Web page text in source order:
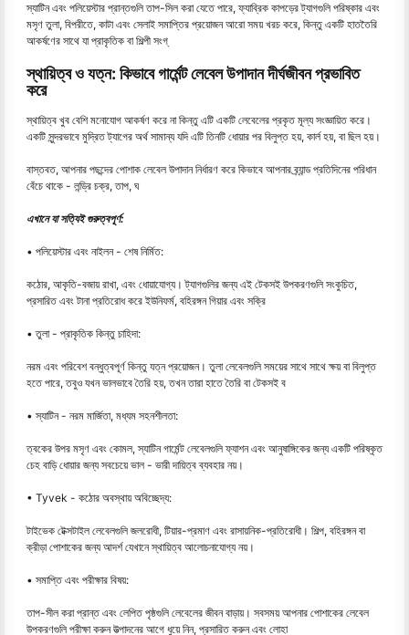
স্যাটিন এবং পলিয়েস্টার প্রান্তগুলি তাপ-সিল করা যেতে পারে, ফ্যাব্রিক কাপড়ের ট্যাগগুলি পরিষ্কার এবং
মসৃণ তুলা, বিপরীতে, কাটা এবং সেলাই সমাপ্তির প্রয়োজন আরো সময় খরচ করে, কিন্তু একটি হাততৈরি
আকর্ষণের সাথে যা প্রাকৃতিক বা শিল্পী সংগ্
স্থায়িত্ব ও যত্ন: কিভাবে গার্মেন্ট লেবেল উপাদান দীর্ঘজীবন প্রভাবিত
করে
স্থায়িত্ব খুব বেশি মনোযোগ আকর্ষণ করে না কিন্তু এটি একটি লেবেলের প্রকৃত মূল্য সংজ্ঞায়িত করে।
একটি সুন্দরভাবে মুদ্রিত ট্যাগের অর্থ সামান্য যদি এটি তিনটি ধোয়ার পর বিলুপ্ত হয়, কার্ল হয়, বা ছিল হয়।
বাস্তবত, আপনার পছন্দের পোশাক লেবেল উপাদান নির্ধারণ করে কিভাবে আপনার ব্র্যান্ড প্রতিদিনের পরিধান
বেঁচে থাকে - লন্ড্রি চক্র, তাপ, ঘ
এখানে যা সত্যিই গুরুত্বপূর্ণ:
• পলিয়েস্টার এবং নাইলন - শেষ নির্মিত:
কঠোর, আকৃতি-বজায় রাখা, এবং ধোয়াযোগ্য। ট্যাগগুলির জন্য এই টেকসই উপকরণগুলি সংকুচিত,
প্রসারিত এবং টানা প্রতিরোধ করে ইউনিফর্ম, বহিরঙ্গন গিয়ার এবং সক্রি
• তুলা - প্রাকৃতিক কিন্তু চাহিদা:
নরম এবং পরিবেশ বন্ধুত্বপূর্ণ কিন্তু যত্ন প্রয়োজন। তুলা লেবেলগুলি সময়ের সাথে সাথে ক্ষয় বা বিলুপ্ত
হতে পারে, তবুও যখন ভালভাবে তৈরি হয়, তখন তারা হাতে তৈরি বা টেকসই ব
• স্যাটিন - নরম মার্জিতা, মধ্যম সহনশীলতা:
ত্বকের উপর মসৃণ এবং কোমল, স্যাটিন গার্মেন্ট লেবেলগুলি ফ্যাশন এবং আনুষাঙ্গিকের জন্য একটি পরিষ্কৃত
চেহ বাড়ি ধোয়ার জন্য সবচেয়ে ভাল - ভারী দায়িত্ব ব্যবহার নয়।
• Tyvek - কঠোর অবস্থায় অবিচ্ছেদ্য:
টাইভেক টেক্সটাইল লেবেলগুলি জলরোধী, টিয়ার-প্রমাণ এবং রাসায়নিক-প্রতিরোধী। শিল্প, বহিরঙ্গন বা
ক্রীড়া পোশাকের জন্য আদর্শ যেখানে স্থায়িত্ব আলোচনাযোগ্য নয়।
• সমাপ্তি এবং পরীক্ষার বিষয়:
তাপ-সীল করা প্রান্ত এবং লেপিত পৃষ্ঠগুলি লেবেলের জীবন বাড়ায়। সবসময় আপনার পোশাকের লেবেল
উপকরণগুলি পরীক্ষা করুন উত্পাদনের আগে ধুয়ে নিন, প্রসারিত করুন এবং লোহা